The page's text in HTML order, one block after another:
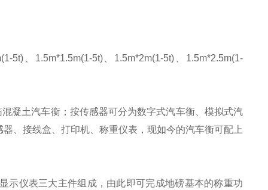
5t)、1.5m*1.5m(1-5t)、1.5m*2m(1-5t)、1.5m*2.5m(1-
凝土汽车衡；按传感器可分为数字式汽车衡、模拟式汽
、接线盒、打印机、称重仪表，现如今的汽车衡可配上
示仪表三大主件组成，由此即可完成地磅基本的称重功